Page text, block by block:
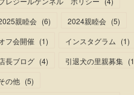
親睦会 (6) 2024親睦会 (5)
フ会開催 (1) インスタグラム (1)
長ブログ (4) 引退犬の里親募集 (1
の他 (5)